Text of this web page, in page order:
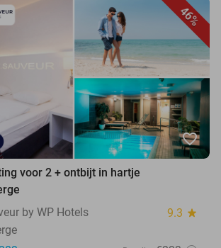
46%
favorite_border
voor 2 + ontbijt in hartje
by WP Hotels
9.3 star